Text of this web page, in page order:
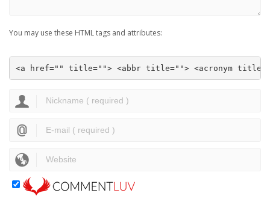
You may use these HTML tags and attributes:
<a href="" title=""> <abbr title=""> <acronym